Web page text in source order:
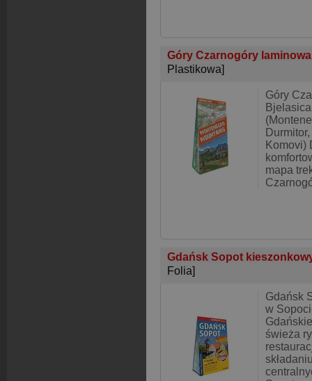
Góry Czarnogóry
Plastikowa]
Góry
Komovi)
mapa
Gdańsk Sopot
Folia]
Gdańsk
w
świeża